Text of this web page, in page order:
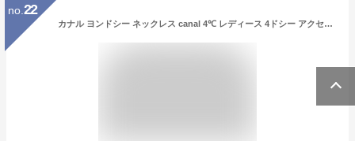
no. 22
カナル ヨンドシー ネックレス canal 4℃ レディース 4ドシー アクセサリー ペンダント ジュエリー しずくモチーフネックレス シルバー